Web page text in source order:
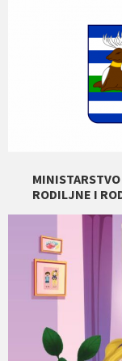
RODILJNE I